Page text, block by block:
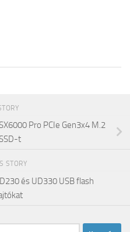
Pro PCIe Gen3x4 M.2
t
STORY
és UD330 USB flash